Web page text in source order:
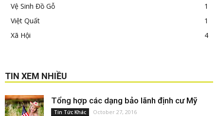
Vệ Sinh Đồ Gỗ
1
Việt Quất
1
Xã Hội
4
TIN XEM NHIỀU
Tổng hợp các dạng bảo lãnh định cư Mỹ
Tin Tức Khác October 27, 2016